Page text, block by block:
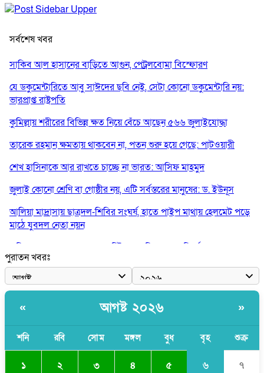
সর্বশেষ খবর
সাকিব আল হাসানের বাড়িতে আগুন, পেট্রলবোমা বিস্ফোরণ
যে ডকুমেন্টারিতে আবু সাঈদের ছবি নেই, সেটা কোনো ডকুমেন্টারি নয়:
ভারপ্রাপ্ত রাষ্ট্রপতি
কুমিল্লায় শরীরের বিভিন্ন ক্ষত নিয়ে বেঁচে আছেন ৫৬৬ জুলাইযোদ্ধা
তারেক রহমান ক্ষমতায় থাকবেন না, পতন শুরু হয়ে গেছে: পাটওয়ারী
শেখ হাসিনাকে আর রাখতে চাচ্ছে না ভারত: আসিফ মাহমুদ
জুলাই কোনো শ্রেণি বা গোষ্ঠীর নয়, এটি সর্বস্তরের মানুষের: ড. ইউনূস
আলিয়া মাদ্রাসায় ছাত্রদল-শিবির সংঘর্ষ, হাতে পাইপ মাথায় হেলমেট পড়ে
মাঠে যুবদল নেতা নয়ন
কুমিল্লার ৫ হাসপাতাল-ডায়াগনস্টিক সাময়িক বন্ধের নির্দেশ
পরকীয়ার অভিযোগে গ্রামবাসীর হাতে আটক কনটেন্ট ক্রিয়েটর রিপন মিয়া
হরমুজের আকাশে ৩ কোটি ডলারের মার্কিন ড্রোন ধ্বংস করল ইরান
পুরাতন খবরঃ
« আগষ্ট ২০২৬ »
শনি রবি সোম মঙ্গল বুধ বৃহ শুক্র
১ ২ ৩ ৪ ৫ ৬ ৭